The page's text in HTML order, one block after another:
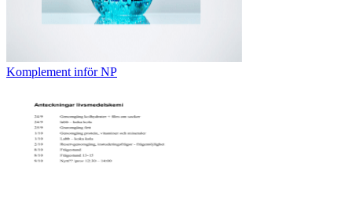
Komplement inför NP